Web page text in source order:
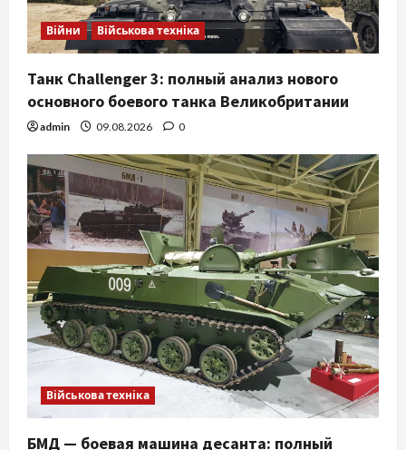
Війни Військова техніка
Танк Challenger 3: полный анализ нового
основного боевого танка Великобритании
admin 09.08.2026 0
Військова техніка
БМД — боевая машина десанта: полный